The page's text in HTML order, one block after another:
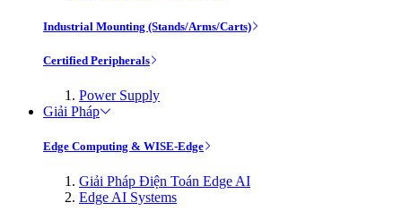
Industrial Mounting (Stands/Arms/Carts)
Certified Peripherals
Power Supply
Giải Pháp
Edge Computing & WISE-Edge
Giải Pháp Điện Toán Edge AI
Edge AI Systems